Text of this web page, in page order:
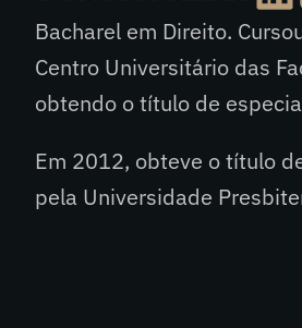
Bacharel em Direito.
Centro Universitário das
obtendo o título de
Em 2012, obteve o título
pela Universidade